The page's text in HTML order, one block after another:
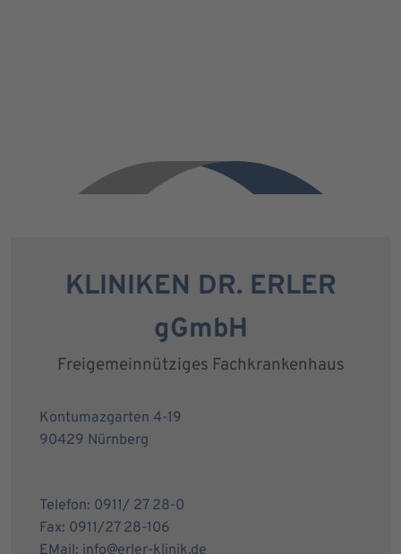
KLINIKEN DR. ERLER
gGmbH
Freigemeinnütziges Fachkrankenhaus
Kontumazgarten 4-19
90429 Nürnberg
Telefon: 0911/ 27 28-0
Fax: 0911/27 28-106
EMail: info@erler-klinik.de